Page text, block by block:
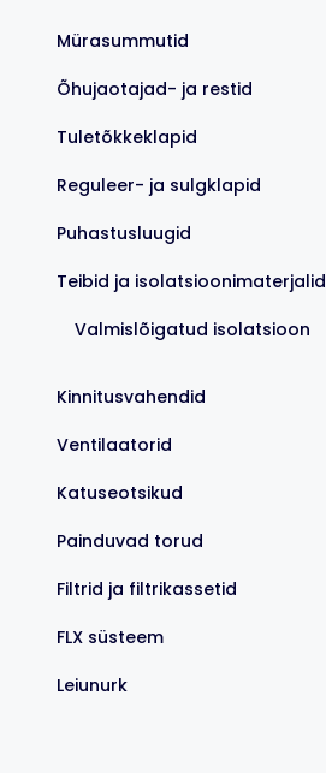
Mürasummutid
Õhujaotajad- ja restid
Tuletõkkeklapid
Reguleer- ja sulgklapid
Puhastusluugid
Teibid ja isolatsioonimaterjalid
Valmislõigatud isolatsioon
Kinnitusvahendid
Ventilaatorid
Katuseotsikud
Painduvad torud
Filtrid ja filtrikassetid
FLX süsteem
Leiunurk